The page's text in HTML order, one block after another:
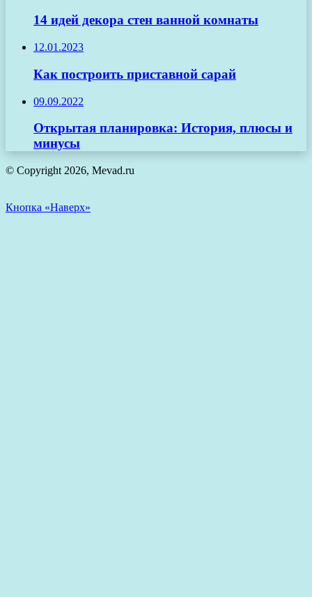
14 идей декора стен ванной комнаты
12.01.2023
Как построить приставной сарай
09.09.2022
Открытая планировка: История, плюсы и
минусы
© Copyright 2026, Mevad.ru
Кнопка «Наверх»